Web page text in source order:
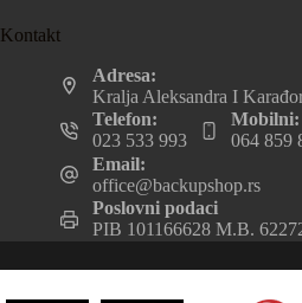
Kontakt
Adresa:
Kralja Aleksandra I
Telefon:
023 533 993
Mobilni:
064 859
Email:
office@backupshop.rs
Poslovni podaci
PIB 101166628 M.B.